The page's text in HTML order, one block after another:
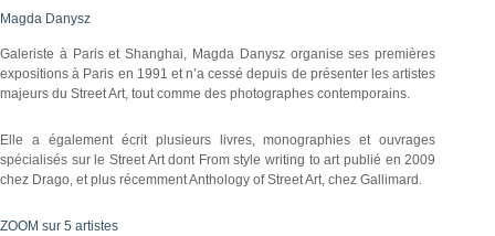
Magda Danysz
Galeriste à Paris et Shanghai, Magda Danysz organise ses premières
expositions à Paris en 1991 et n’a cessé depuis de présenter les artistes
majeurs du Street Art, tout comme des photographes contemporains.
Elle a également écrit plusieurs livres, monographies et ouvrages
spécialisés sur le Street Art dont From style writing to art publié en 2009
chez Drago, et plus récemment Anthology of Street Art, chez Gallimard.
ZOOM sur 5 artistes